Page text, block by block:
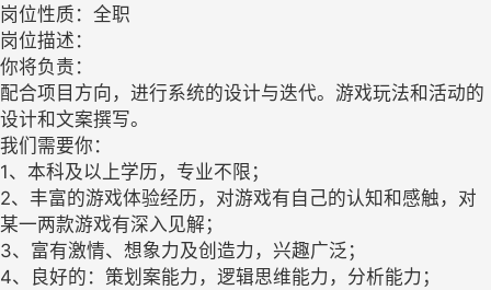
岗位性质：全职
岗位描述：
你将负责：
配合项目方向，进行系统的设计与迭代。游戏玩法和活动的
设计和文案撰写。
我们需要你：
1、本科及以上学历，专业不限；
2、丰富的游戏体验经历，对游戏有自己的认知和感触，对
某一两款游戏有深入见解；
3、富有激情、想象力及创造力，兴趣广泛；
4、良好的：策划案能力，逻辑思维能力，分析能力；